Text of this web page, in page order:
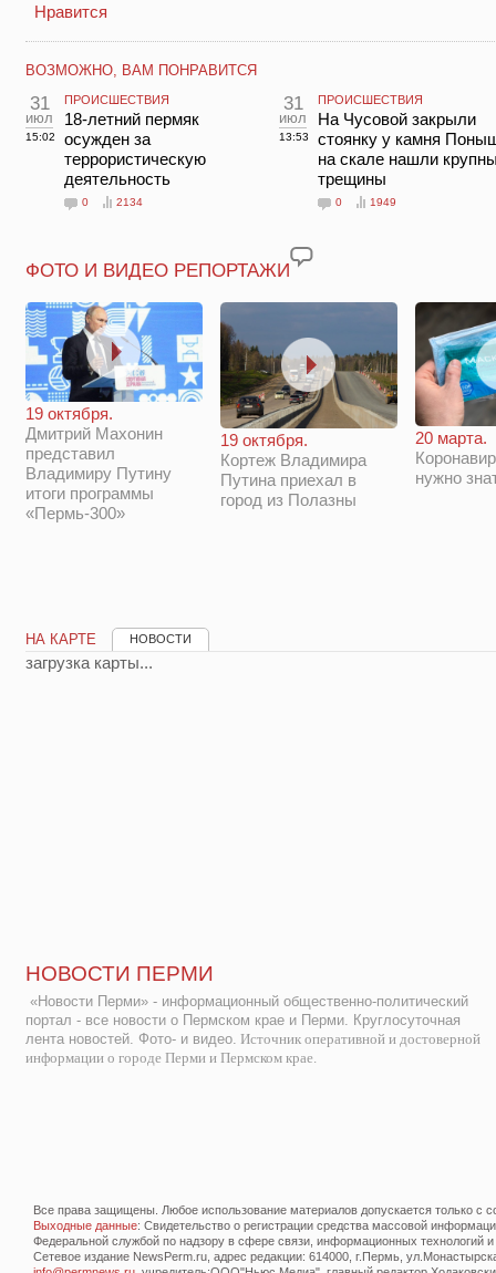
Нравится
ВОЗМОЖНО, ВАМ ПОНРАВИТСЯ
31
июл
15:02
ПРОИСШЕСТВИЯ
18-летний пермяк
осужден за
террористическую
деятельность
0 2134
31
июл
13:53
ПРОИСШЕСТВИЯ
На Чусовой закрыли
стоянку у камня
на скале нашли
трещины
0 1949
ФОТО И ВИДЕО РЕПОРТАЖИ
19 октября.
Дмитрий Махонин
представил
Владимиру Путину
итоги программы
«Пермь-300»
19 октября.
Кортеж Владимира
Путина приехал в
город из Полазны
20 марта.
нужно
НА КАРТЕ НОВОСТИ
загрузка карты...
НОВОСТИ ПЕРМИ
«Новости Перми» - информационный общественно-политический
портал - все новости о Пермском крае и Перми. Круглосуточная
лента новостей. Фото- и видео. Источник оперативной и достоверной
информации о городе Перми и Пермском крае.
Все права защищены. Любое использование материалов допускается только с
Выходные данные: Свидетельство о регистрации средства массовой
Федеральной службой по надзору в сфере связи, информационных технологий
Сетевое издание NewsPerm.ru, адрес редакции: 614000, г.Пермь,